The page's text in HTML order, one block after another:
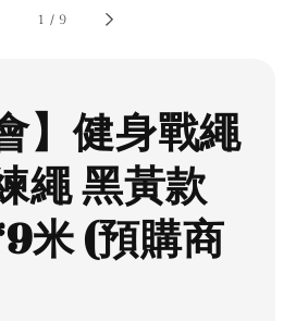
1 /9
】健身戰繩
繩 黑黃款
米 (預購商